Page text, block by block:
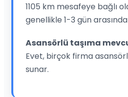
1105 km mesafeye bağlı
genellikle 1-3 gün
Asansörlü taşıma
Evet, birçok firma
sunar.